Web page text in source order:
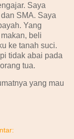
Saya
SMA. Saya
Yang
beli
ke tanah suci.
tidak abai pada
tua.
yang mau